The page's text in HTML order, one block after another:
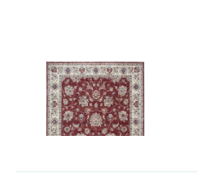
Covor rezistent Eko, ALT
05 - Red, Ivory, 100%
poliester, 80 x 150 cm
256 lei